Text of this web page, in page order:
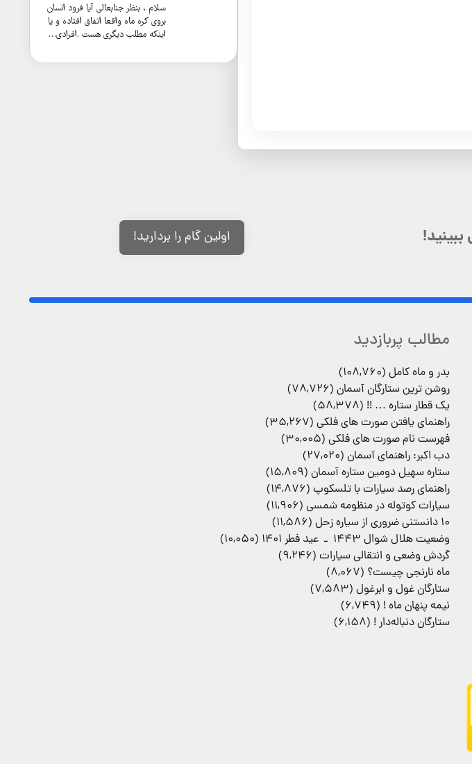
سلام ، بنظر جنابعالی آیا فرود انسان
بروی کره ماه واقعا اتفاق افتاده و یا
اینکه مطلب دیگری هست .افرادی…
اولین گام را بردارید!
مطالب پربازدید
بدر و ماه کامل (108,760)
روشن ترین ستارگان آسمان (78,726)
یک قطار ستاره … !! (58,378)
راهنمای یافتن صورت های فلکی (35,267)
فهرست نام صورت های فلکی (30,005)
دب اکبر: راهنمای آسمان (27,020)
ستاره سهیل دومین ستاره آسمان (15,809)
راهنمای رصد سیارات با تلسکوپ (14,876)
سیارات کوتوله در منظومه شمسی (11,906)
۱۰ دانستنی ضروری از سیاره زحل
(11,586)
وضعیت هلال شوال 1443 ـ عید فطر 1401
(10,050)
گردش وضعی و انتقالی سیارات (9,246)
ماه نارنجی چیست؟ (8,067)
ستارگان غول و ابرغول (7,583)
نیمه پنهان ماه ! (6,749)
ستارگان دنباله‌دار ! (6,158)